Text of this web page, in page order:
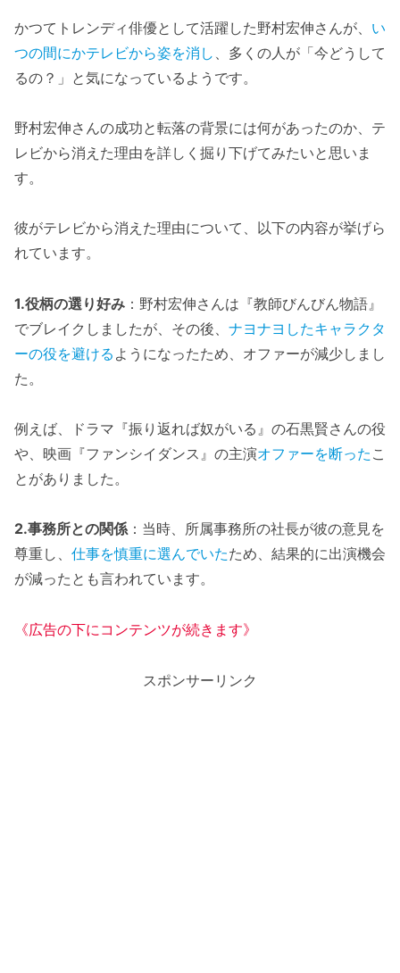
かつてトレンディ俳優として活躍した野村宏伸さんが、 い
つの間にかテレビから姿を消し 、多くの人が「今どうして
るの？」と気になっているようです。
野村宏伸さんの成功と転落の背景には何があったのか、テ
レビから消えた理由を詳しく掘り下げてみたいと思いま
す。
彼がテレビから消えた理由について、以下の内容が挙げら
れています。
1.役柄の選り好み ：野村宏伸さんは『教師びんびん物語』
でブレイクしましたが、その後、 ナヨナヨしたキャラクタ
ーの役を避ける ようになったため、オファーが減少しまし
た。
例えば、ドラマ『振り返れば奴がいる』の石黒賢さんの役
や、映画『ファンシイダンス』の主演オファーを断った こ
とがありました。
2.事務所との関係 ：当時、所属事務所の社長が彼の意見を
尊重し、 仕事を慎重に選んでいたため、結果的に出演機会
が減ったとも言われています。
《広告の下にコンテンツが続きます》
スポンサーリンク